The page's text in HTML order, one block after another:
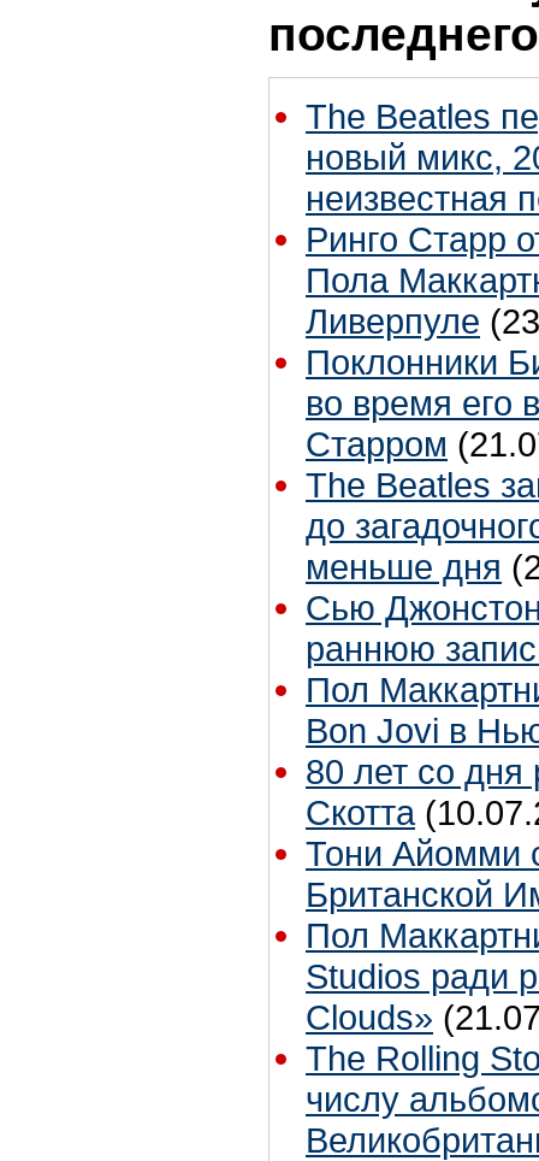
The Beatles
новый микс,
неизвестная
Ринго Старр
Пола
Ливерпуле
Поклонники
во время его
Старром
The Beatles
до
меньше дня
Сью
раннюю
Пол
Bon Jovi в
80 лет со
Скотта
Тони Айомми
Британской
Пол
Studios ради
Clouds»
The Rolling
числу